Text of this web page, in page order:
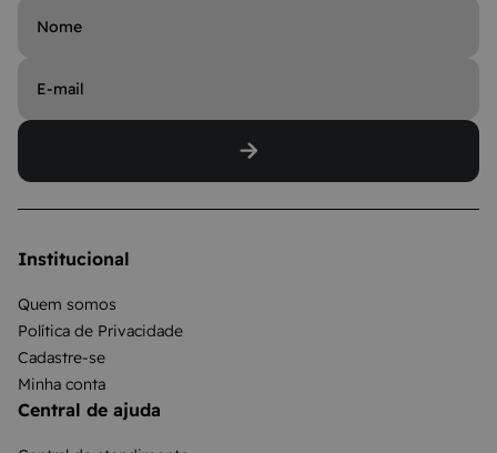
Institucional
Quem somos
Política de Privacidade
Cadastre-se
Minha conta
Central de ajuda